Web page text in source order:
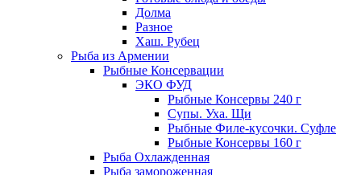
Долма
Разное
Хаш. Рубец
Рыба из Армении
Рыбные Консервации
ЭКО ФУД
Рыбные Консервы 240 г
Супы. Уха. Щи
Рыбные Филе-кусочки. Суфле
Рыбные Консервы 160 г
Рыба Охлажденная
Рыба замороженная